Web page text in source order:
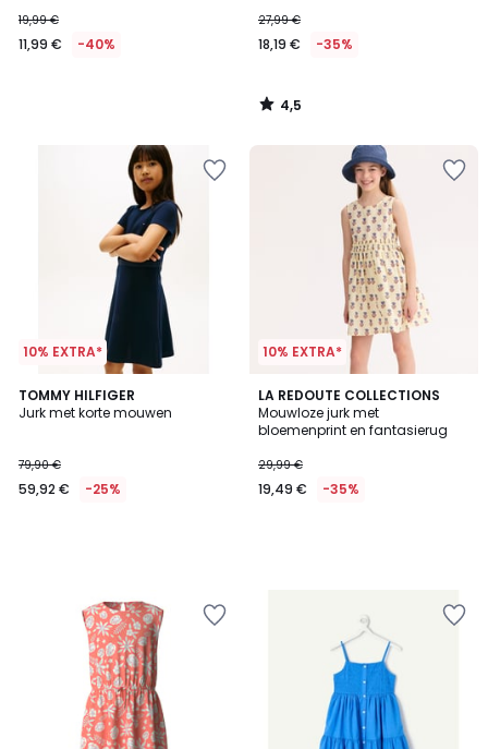
19,99 €
11,99 € -40%
27,99 €
18,19 € -35%
4,5
/
10% EXTRA*
TOMMY HILFIGER
Jurk met korte mouwen
79,90 €
59,92 € -25%
10% EXTRA*
LA REDOUTE COLLECTIONS
Mouwloze jurk met
bloemenprint en fantasierug
29,99 €
19,49 € -35%